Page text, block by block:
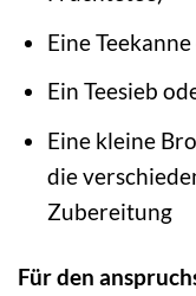
Eine
Ein Teesieb
Eine kleine
die
Zubereitung
Für den